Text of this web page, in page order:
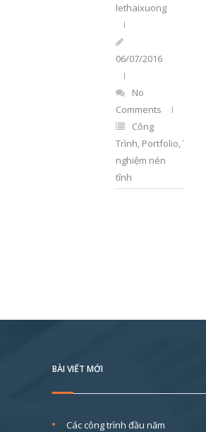
lethaixuong
06/07/2016
No
Comments
Công
Trình Portfolio Thí
nghiệm nén
tĩnh
BÀI VIẾT MỚI
Các công trình đầu năm